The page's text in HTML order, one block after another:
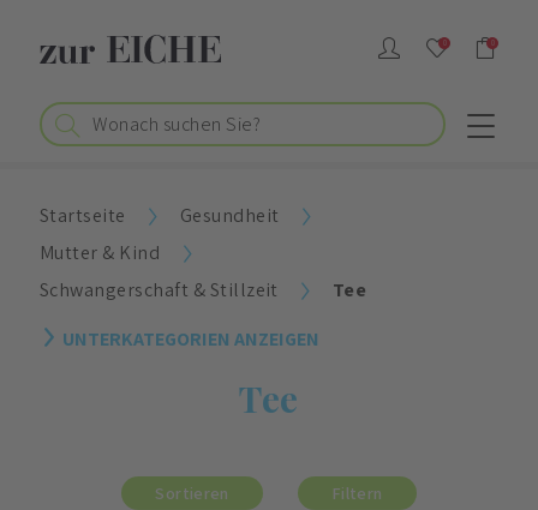
0 0
Startseite
Gesundheit
Mutter & Kind
Schwangerschaft & Stillzeit
Tee
UNTERKATEGORIEN ANZEIGEN
Tee
Sortieren Filtern